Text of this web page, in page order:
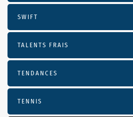
SWIFT
TALENTS FRAIS
TENDANCES
TENNIS